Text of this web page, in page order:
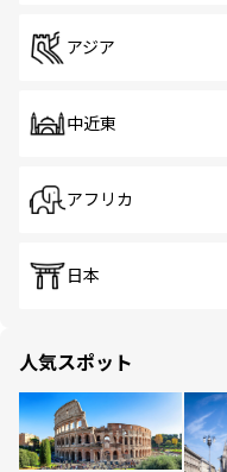
アジア
中近東
アフリカ
日本
人気スポット